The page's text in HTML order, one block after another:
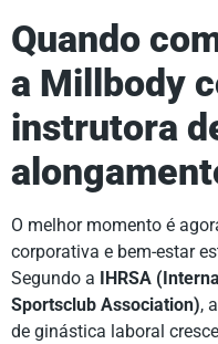
Quando
a Millbody
instrutora
O melhor momento é
corporativa e bem-estar
Segundo a IHRSA
Sportsclub Association),
de ginástica laboral